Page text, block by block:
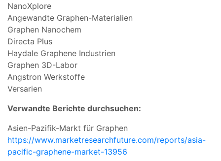
NanoXplore
Angewandte Graphen-Materialien
Graphen Nanochem
Directa Plus
Haydale Graphene Industrien
Graphen 3D-Labor
Angstron Werkstoffe
Versarien
Verwandte Berichte durchsuchen:
Asien-Pazifik-Markt für Graphen
https://www.marketresearchfuture.com/reports/asia-
pacific-graphene-market-13956